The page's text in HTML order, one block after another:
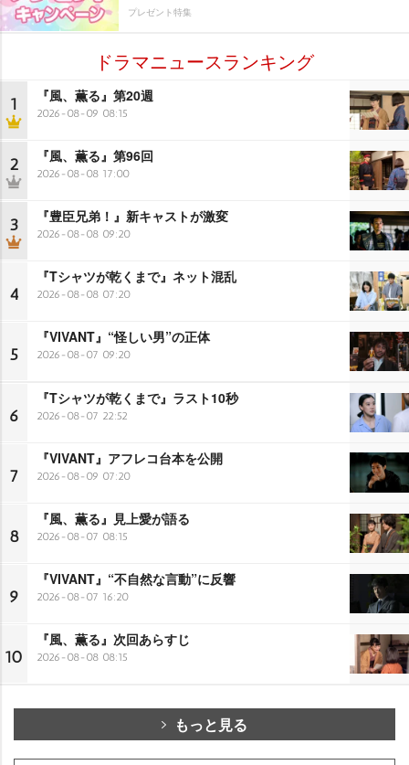
プレゼント特集
ドラマニュースランキング
1 『風、薫る』第20週
2026-08-09 08:15
2 『風、薫る』第96回
2026-08-08 17:00
3 『豊臣兄弟！』新キャストが激変
2026-08-08 09:20
4
『Tシャツが乾くまで』ネット混乱
2026-08-08 07:20
5
『VIVANT』“怪しい男”の正体
2026-08-07 09:20
6
『Tシャツが乾くまで』ラスト10秒
2026-08-07 22:52
7
『VIVANT』アフレコ台本を公開
2026-08-09 07:20
8
『風、薫る』見上愛が語る
2026-08-07 08:15
9
『VIVANT』“不自然な言動”に反響
2026-08-07 16:20
10
『風、薫る』次回あらすじ
2026-08-08 08:15
もっと見る